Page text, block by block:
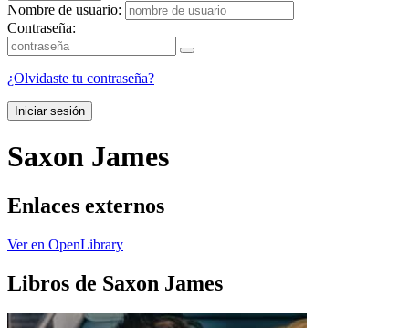
Nombre de usuario:
Contraseña:
¿Olvidaste tu contraseña?
Iniciar sesión
Saxon James
Enlaces externos
Ver en OpenLibrary
Libros de Saxon James